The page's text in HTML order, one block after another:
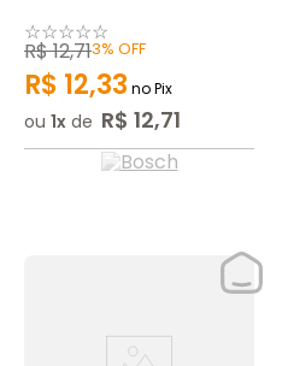
☆☆☆☆☆
R$12,713% OFF
R$ 12,33 no Pix
ou 1 de R$ 12,71